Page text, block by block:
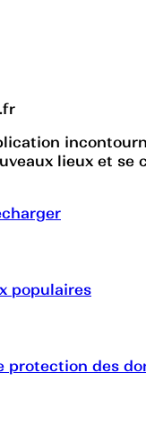
lieux et se
populaires
protection des